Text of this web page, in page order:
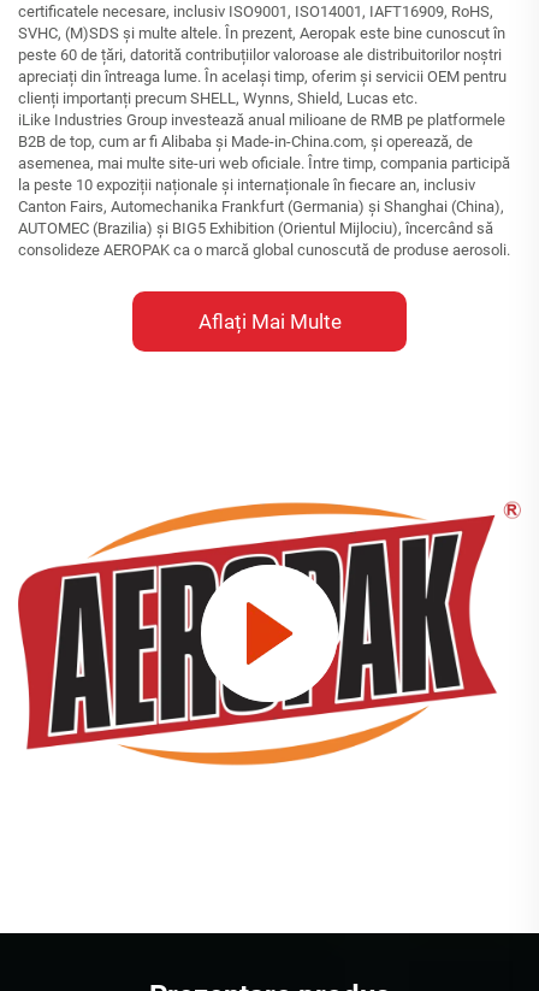
certificatele necesare, inclusiv ISO9001, ISO14001, IAFT16909, RoHS,
SVHC, (M)SDS și multe altele. În prezent, Aeropak este bine cunoscut în
peste 60 de țări, datorită contribuțiilor valoroase ale distribuitorilor noștri
apreciați din întreaga lume. În același timp, oferim și servicii OEM pentru
clienți importanți precum SHELL, Wynns, Shield, Lucas etc.
iLike Industries Group investează anual milioane de RMB pe platformele
B2B de top, cum ar fi Alibaba și Made-in-China.com, și operează, de
asemenea, mai multe site-uri web oficiale. Între timp, compania participă
la peste 10 expoziții naționale și internaționale în fiecare an, inclusiv
Canton Fairs, Automechanika Frankfurt (Germania) și Shanghai (China),
AUTOMEC (Brazilia) și BIG5 Exhibition (Orientul Mijlociu), încercând să
consolideze AEROPAK ca o marcă global cunoscută de produse aerosoli.
Aflați Mai Multe